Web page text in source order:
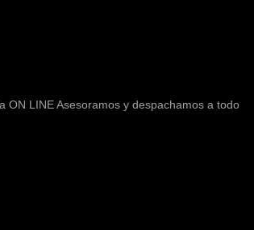
ON LINE Asesoramos y despachamos a todo